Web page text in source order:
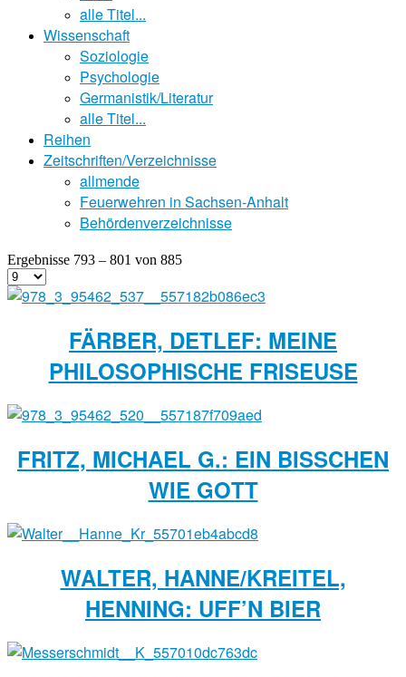
alle Titel...
Wissenschaft
Soziologie
Psychologie
Germanistik/Literatur
alle Titel...
Reihen
Zeitschriften/Verzeichnisse
allmende
Feuerwehren in Sachsen-Anhalt
Behördenverzeichnisse
Ergebnisse 793 – 801 von 885
FÄRBER, DETLEF: MEINE
PHILOSOPHISCHE FRISEUSE
FRITZ, MICHAEL G.: EIN BISSCHEN W
IE GOTT
WALTER, HANNE/KREITEL,
HENNING: UFF’N BIER